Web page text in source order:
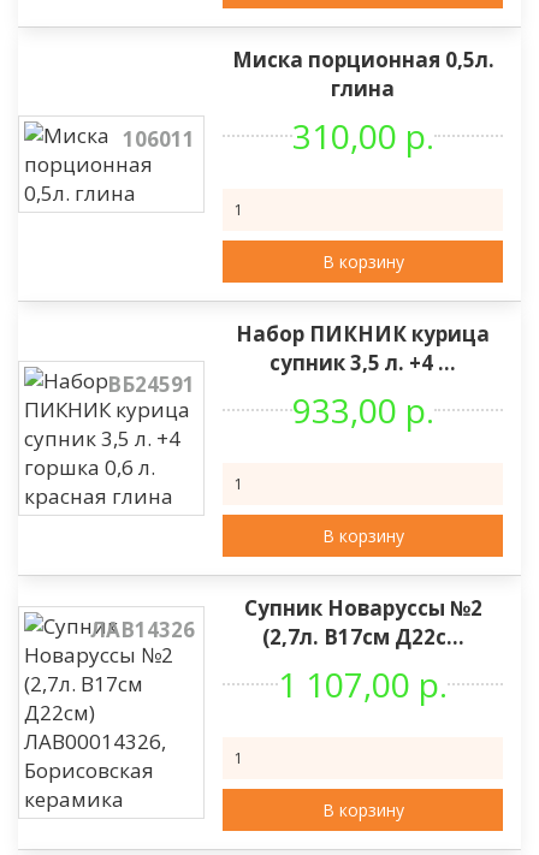
106011
Миска порционная 0,5л.
глина
310,00 р.
В корзину
ВБ24591
Набор ПИКНИК курица
супник 3,5 л. +4 ...
933,00 р.
В корзину
ЛАВ14326
Супник Новаруссы №2
(2,7л. В17см Д22с...
1 107,00 р.
В корзину